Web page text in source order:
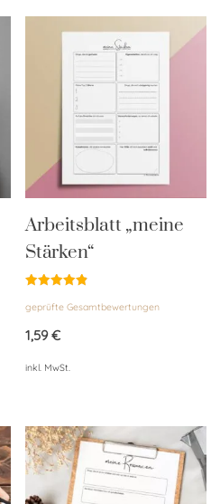
Arbeitsblatt „meine
Stärken“
mit
von 5
geprüfte Gesamtbewertungen
1,59€
inkl. MwSt.